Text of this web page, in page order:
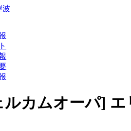
ルカムオーパ] エ